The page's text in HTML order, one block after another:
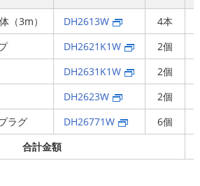
（3m） DH2613W 4本
DH2621K1W 2個
DH2631K1W 2個
DH2623W 2個
ラグ
DH26771W 6個
合計金額